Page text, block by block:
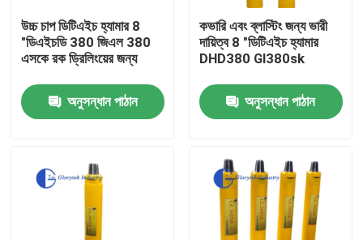
উচ্চ চাপ ডিটিএইচ হ্যামার 8
"ডিএইচডি 380 জিএল 380
এসকে রক ড্রিলিংয়ের জন্য
অনুসন্ধান পাঠান
কভারি এবং ব্লাস্টিং জন্য ভারী
দায়িত্ব 8 "ডিটিএইচ হ্যামার
DHD380 Gl380sk
অনুসন্ধান পাঠান